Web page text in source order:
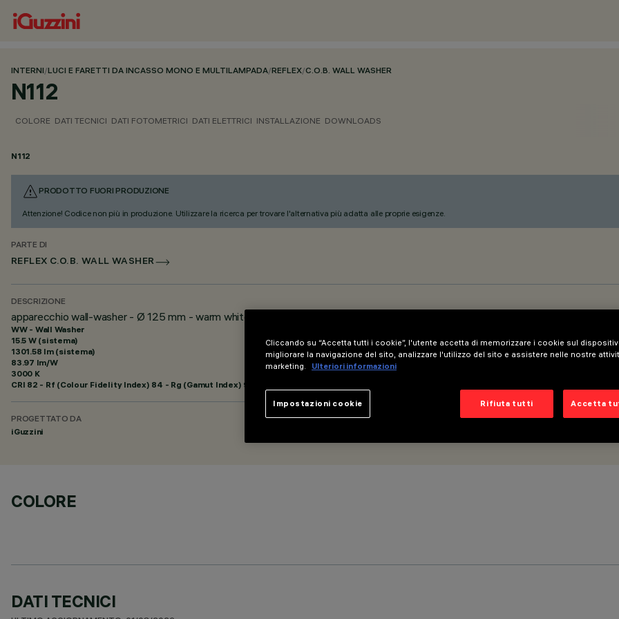
INTERNI/LUCI E FARETTI DA INCASSO MONO E MULTILAMPADA/REFLEX/C.O.B. WALL WASHER
N112
COLORE DATI TECNICI DATI FOTOMETRICI DATI ELETTRICI INSTALLAZIONE DOWNLOADS
N112
PRODOTTO FUORI PRODUZIONE
Attenzione! Codice non più in produzione. Utilizzare la ricerca per trovare l'alternativa più adatta alle proprie esigenze.
PARTE DI
REFLEX C.O.B. WALL WASHER
DESCRIZIONE
apparecchio wall-washer - Ø 125 mm - warm white - minimal
WW - Wall Washer
15.5 W (sistema)
1301.58 lm (sistema)
83.97 lm/W
3000 K
CRI 82 - Rf (Colour Fidelity Index) 84 - Rg (Gamut Index) 95
PROGETTATO DA
iGuzzini
COLORE
DATI TECNICI
Cliccando su “Accetta tutti i cookie”, l'utente accetta di memorizzare i cookie sul
migliorare la navigazione del sito, analizzare l'utilizzo del sito e assistere nelle nostre
marketing.
Ulteriori informazioni
Rifiuta tutti Accetta
Impostazioni cookie